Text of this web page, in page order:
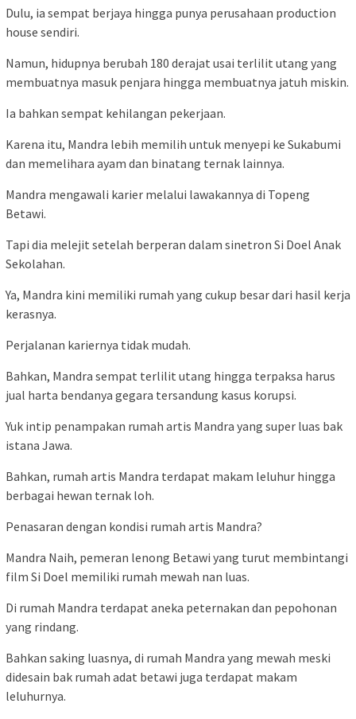
Dulu, ia sempat berjaya hingga punya perusahaan production
house sendiri.
Namun, hidupnya berubah 180 derajat usai terlilit utang yang
membuatnya masuk penjara hingga membuatnya jatuh miskin.
Ia bahkan sempat kehilangan pekerjaan.
Karena itu, Mandra lebih memilih untuk menyepi ke Sukabumi
dan memelihara ayam dan binatang ternak lainnya.
Mandra mengawali karier melalui lawakannya di Topeng
Betawi.
Tapi dia melejit setelah berperan dalam sinetron Si Doel Anak
Sekolahan.
Ya, Mandra kini memiliki rumah yang cukup besar dari hasil kerja
kerasnya.
Perjalanan kariernya tidak mudah.
Bahkan, Mandra sempat terlilit utang hingga terpaksa harus
jual harta bendanya gegara tersandung kasus korupsi.
Yuk intip penampakan rumah artis Mandra yang super luas bak
istana Jawa.
Bahkan, rumah artis Mandra terdapat makam leluhur hingga
berbagai hewan ternak loh.
Penasaran dengan kondisi rumah artis Mandra?
Mandra Naih, pemeran lenong Betawi yang turut membintangi
film Si Doel memiliki rumah mewah nan luas.
Di rumah Mandra terdapat aneka peternakan dan pepohonan
yang rindang.
Bahkan saking luasnya, di rumah Mandra yang mewah meski
didesain bak rumah adat betawi juga terdapat makam
leluhurnya.